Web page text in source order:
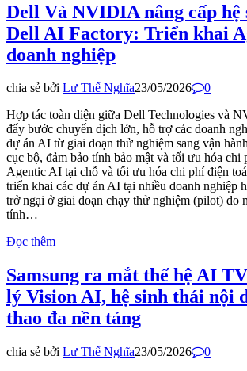
Dell Và NVIDIA nâng cấp hệ
Dell AI Factory: Triển khai
doanh nghiệp
chia sẻ bởi Lư Thế Nghĩa23/05/2026
0
Hợp tác toàn diện giữa Dell Technologies và
đẩy bước chuyển dịch lớn, hỗ trợ các doanh
dự án AI từ giai đoạn thử nghiệm sang vận
cục bộ, đảm bảo tính bảo mật và tối ưu hóa chi
Agentic AI tại chỗ và tối ưu hóa chi phí điện
triển khai các dự án AI tại nhiều doanh nghiệp
trở ngại ở giai đoạn chạy thử nghiệm (pilot) do
tính…
Đọc thêm
Samsung ra mắt thế hệ AI
lý Vision AI, hệ sinh thái nội
thao đa nền tảng
chia sẻ bởi Lư Thế Nghĩa23/05/2026
0